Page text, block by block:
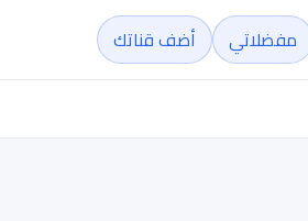
مفضلاتي أضف قناتك